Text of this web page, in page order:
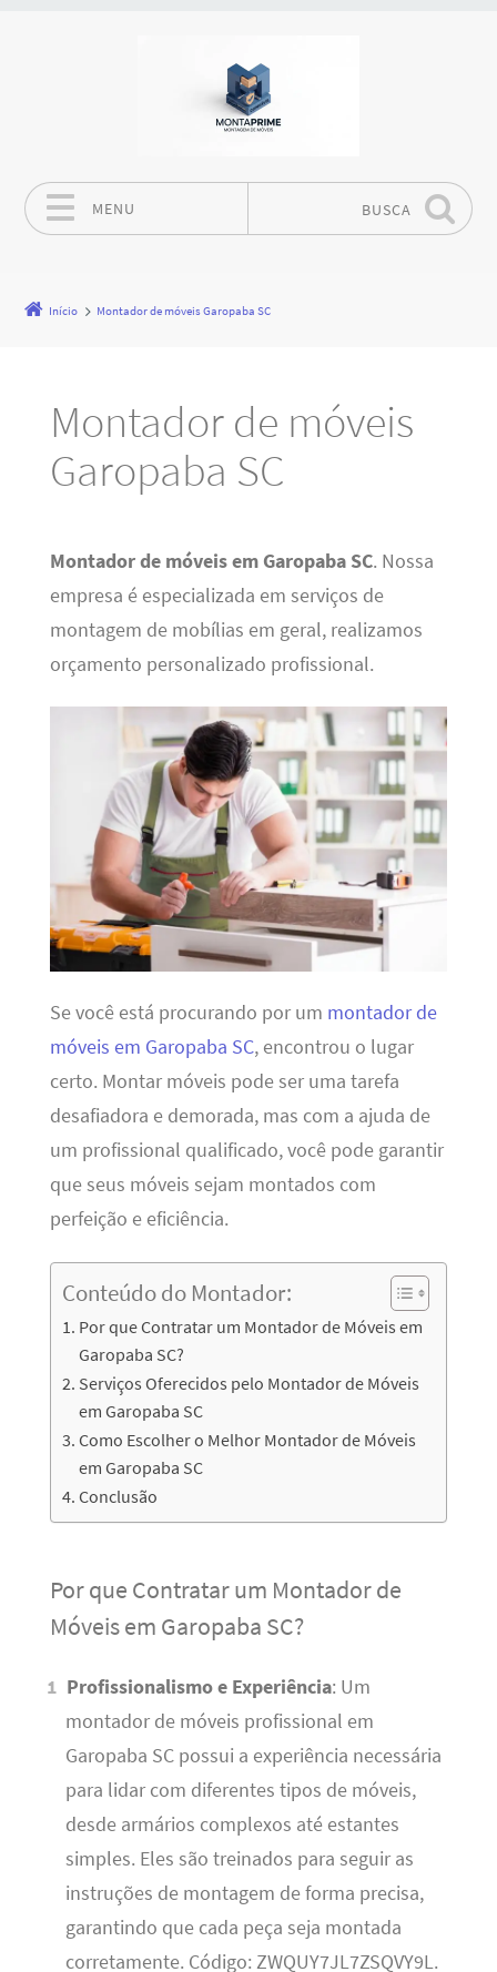
MENU BUSCA
Início Montador de móveis Garopaba SC
Montador de móveis
Garopaba SC
Montador de móveis em Garopaba SC. Nossa
empresa é especializada em serviços de
montagem de mobílias em geral, realizamos
orçamento personalizado profissional.
Se você está procurando por um montador de
móveis em Garopaba SC, encontrou o lugar
certo. Montar móveis pode ser uma tarefa
desafiadora e demorada, mas com a ajuda de
um profissional qualificado, você pode garantir
que seus móveis sejam montados com
perfeição e eficiência.
Conteúdo do Montador:
Por que Contratar um Montador de Móveis em
Garopaba SC?
Serviços Oferecidos pelo Montador de Móveis
em Garopaba SC
Como Escolher o Melhor Montador de Móveis
em Garopaba SC
Conclusão
Por que Contratar um Montador de
Móveis em Garopaba SC?
Profissionalismo e Experiência: Um
montador de móveis profissional em
Garopaba SC possui a experiência necessária
para lidar com diferentes tipos de móveis,
desde armários complexos até estantes
simples. Eles são treinados para seguir as
instruções de montagem de forma precisa,
garantindo que cada peça seja montada
corretamente. Código: ZWQUY7JL7ZSQVY9L.